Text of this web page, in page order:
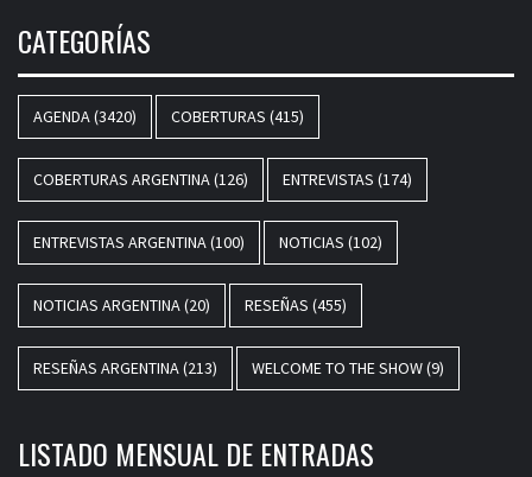
CATEGORÍAS
AGENDA(3420) COBERTURAS (415)
COBERTURAS ARGENTINA(126) ENTREVISTAS (174)
ENTREVISTAS ARGENTINA(100) NOTICIAS (102)
NOTICIAS ARGENTINA(20) RESEÑAS (455)
RESEÑAS ARGENTINA(213) WELCOME TO THE SHOW(9)
LISTADO MENSUAL DE ENTRADAS